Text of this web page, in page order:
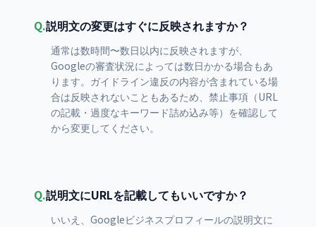
Q.説明文の変更はすぐに反映されますか？
通常は数時間〜数日以内に反映されますが、
Googleの審査状況によっては数日かかる場合もあ
ります。ガイドライン違反の内容が含まれている場
合は反映されないこともあるため、禁止事項（URL
の記載・過度なキーワード詰め込み等）を確認して
から変更してください。
Q.説明文にURLを記載してもいいですか？
いいえ、Googleビジネスプロフィールの説明文に